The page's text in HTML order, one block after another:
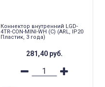
Коннектор внутренний LGD-
4TR-CON-MINI-WH (C) (ARL, IP20
Пластик, 3 года)
281,40 руб.